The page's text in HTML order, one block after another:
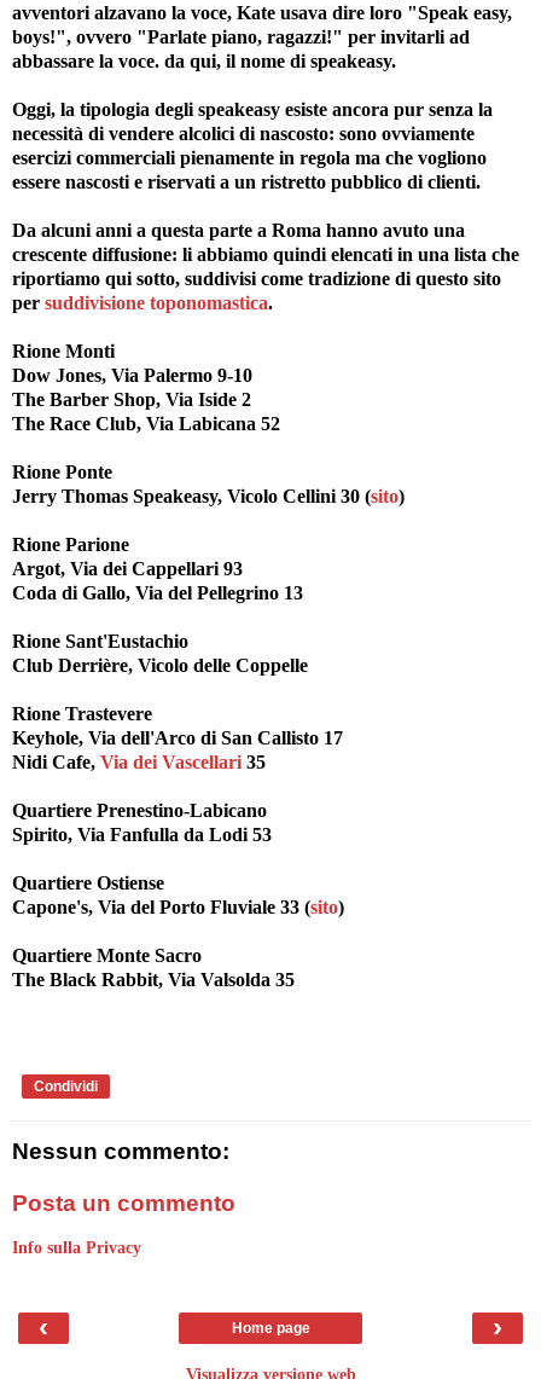
avventori alzavano la voce, Kate usava dire loro "Speak easy,
boys!", ovvero "Parlate piano, ragazzi!" per invitarli ad
abbassare la voce. da qui, il nome di speakeasy.
Oggi, la tipologia degli speakeasy esiste ancora pur senza la
necessità di vendere alcolici di nascosto: sono ovviamente
esercizi commerciali pienamente in regola ma che vogliono
essere nascosti e riservati a un ristretto pubblico di clienti.
Da alcuni anni a questa parte a Roma hanno avuto una
crescente diffusione: li abbiamo quindi elencati in una lista che
riportiamo qui sotto, suddivisi come tradizione di questo sito
per suddivisione toponomastica.
Rione Monti
Dow Jones, Via Palermo 9-10
The Barber Shop, Via Iside 2
The Race Club, Via Labicana 52
Rione Ponte
Jerry Thomas Speakeasy, Vicolo Cellini 30 (sito)
Rione Parione
Argot, Via dei Cappellari 93
Coda di Gallo, Via del Pellegrino 13
Rione Sant'Eustachio
Club Derrière, Vicolo delle Coppelle
Rione Trastevere
Keyhole, Via dell'Arco di San Callisto 17
Nidi Cafe, Via dei Vascellari 35
Quartiere Prenestino-Labicano
Spirito, Via Fanfulla da Lodi 53
Quartiere Ostiense
Capone's, Via del Porto Fluviale 33 (sito)
Quartiere Monte Sacro
The Black Rabbit, Via Valsolda 35
Condividi
Nessun commento:
Posta un commento
Info sulla Privacy
‹ ›
Home page
Visualizza versione web